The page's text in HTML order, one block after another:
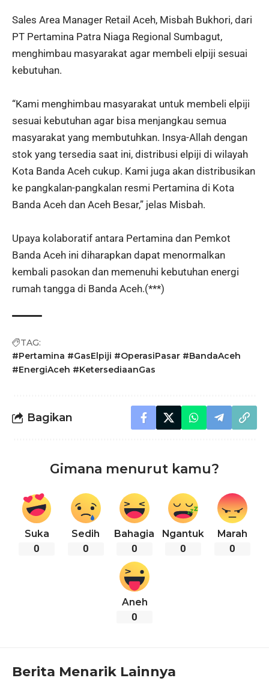
Sales Area Manager Retail Aceh, Misbah Bukhori, dari
PT Pertamina Patra Niaga Regional Sumbagut,
menghimbau masyarakat agar membeli elpiji sesuai
kebutuhan.
“Kami menghimbau masyarakat untuk membeli elpiji
sesuai kebutuhan agar bisa menjangkau semua
masyarakat yang membutuhkan. Insya-Allah dengan
stok yang tersedia saat ini, distribusi elpiji di wilayah
Kota Banda Aceh cukup. Kami juga akan distribusikan
ke pangkalan-pangkalan resmi Pertamina di Kota
Banda Aceh dan Aceh Besar,” jelas Misbah.
Upaya kolaboratif antara Pertamina dan Pemkot
Banda Aceh ini diharapkan dapat menormalkan
kembali pasokan dan memenuhi kebutuhan energi
rumah tangga di Banda Aceh.(***)
TAG:
#Pertamina #GasElpiji #OperasiPasar #BandaAceh
#EnergiAceh #KetersediaanGas
Bagikan
Gimana menurut kamu?
Suka
0
Sedih
0
Bahagia
0
Ngantuk
0
Marah
0
Aneh
0
Berita Menarik Lainnya